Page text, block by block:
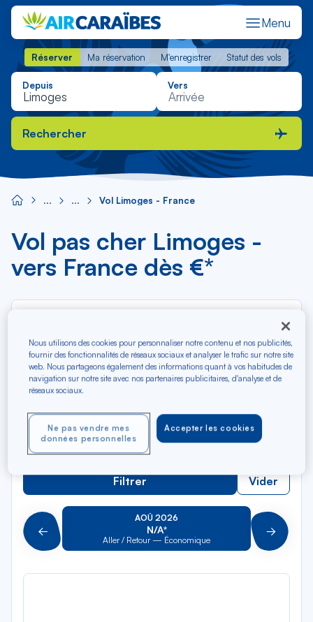
Menu
Réserver Ma réservation M'enregistrer Statut des vols
Réserver Ma réservation M'enregistrer Statut des vols
Depuis Vers
Rechercher
Vol Limoges - France
Vol pas cher Limoges -
vers France dès €*
Limoges
la
liste
Vers
Pour aller vers
Type de trajet
Aller-Retour Aller simple
Filtrer Vider
Précédent
AOÛ 2026
N/A*
Aller / Retour — Économique Suivant
Nous utilisons des cookies pour personnaliser notre contenu et nos publicités,
fournir des fonctionnalités de réseaux sociaux et analyser le trafic sur notre site
web. Nous partageons également des informations quant à vos habitudes de
navigation sur notre site avec nos partenaires publicitaires, d'analyse et de
réseaux sociaux.
Accepter les cookies
Ne pas vendre mes
données personnelles